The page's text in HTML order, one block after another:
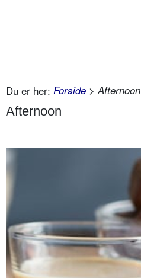
Du er her: Forside > Afternoon
Afternoon